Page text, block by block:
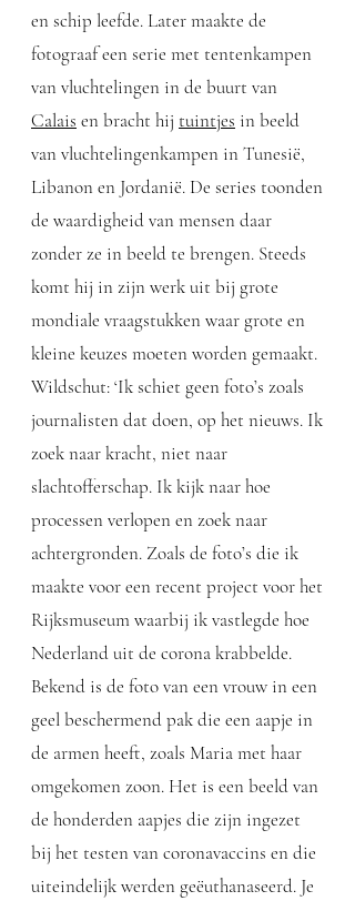
en schip leefde. Later maakte de
fotograaf een serie met tentenkampen
van vluchtelingen in de buurt van
Calais en bracht hij tuintjes in beeld
van vluchtelingenkampen in Tunesië,
Libanon en Jordanië. De series toonden
de waardigheid van mensen daar
zonder ze in beeld te brengen. Steeds
komt hij in zijn werk uit bij grote
mondiale vraagstukken waar grote en
kleine keuzes moeten worden gemaakt.
Wildschut: ‘Ik schiet geen foto’s zoals
journalisten dat doen, op het nieuws. Ik
zoek naar kracht, niet naar
slachtofferschap. Ik kijk naar hoe
processen verlopen en zoek naar
achtergronden. Zoals de foto’s die ik
maakte voor een recent project voor het
Rijksmuseum waarbij ik vastlegde hoe
Nederland uit de corona krabbelde.
Bekend is de foto van een vrouw in een
geel beschermend pak die een aapje in
de armen heeft, zoals Maria met haar
omgekomen zoon. Het is een beeld van
de honderden aapjes die zijn ingezet
bij het testen van coronavaccins en die
uiteindelijk werden geëuthanaseerd. Je